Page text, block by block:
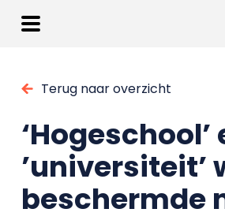
Terug naar overzicht
‘Hogeschool’
’universiteit’
beschermde